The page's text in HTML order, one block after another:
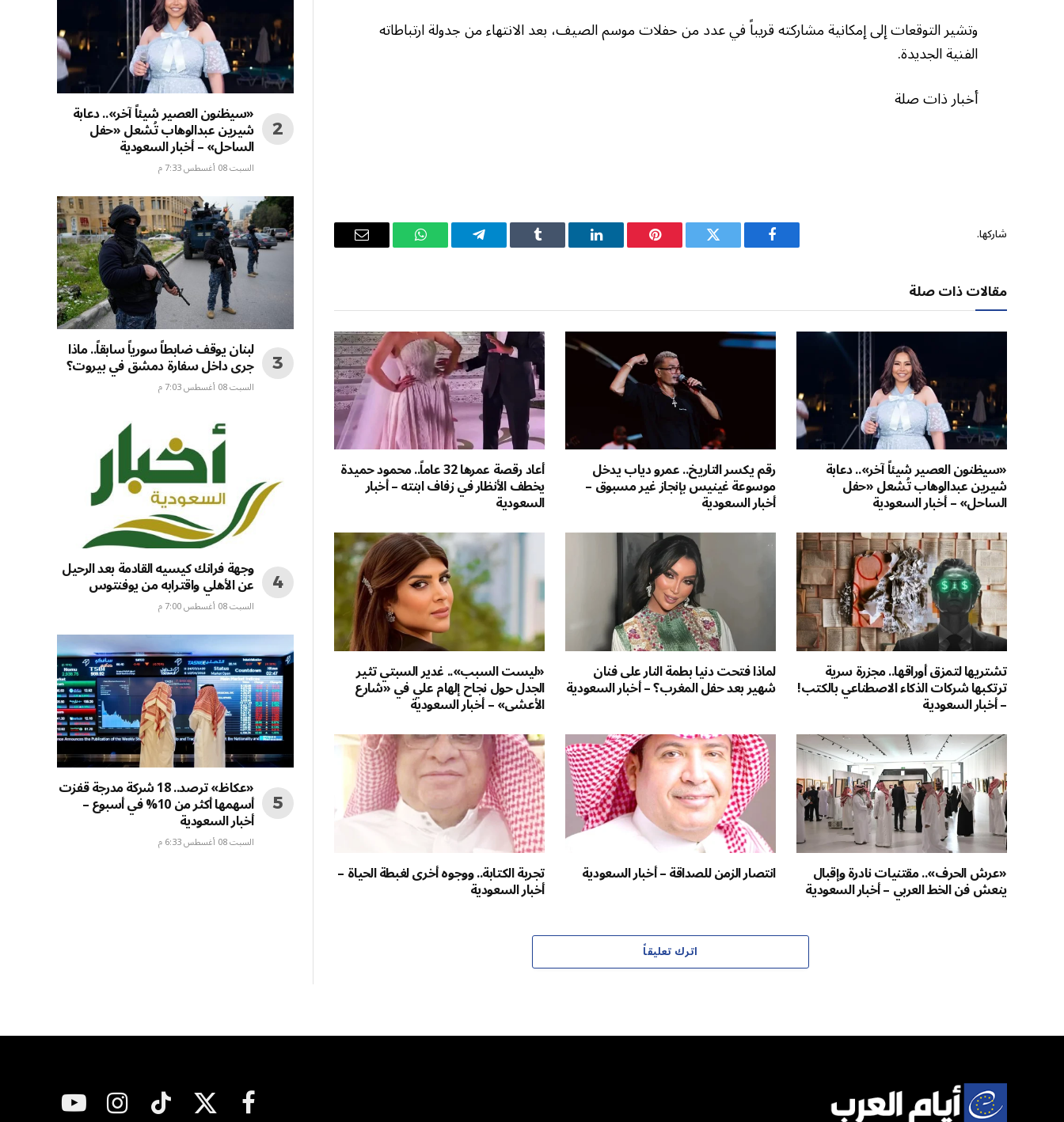
وتشير التوقعات إلى إمكانية مشاركته قريباً في عدد من حفلات موسم الصيف، بعد الانتهاء من جدولة ارتباطاته
الفنية الجديدة.
أخبار ذات صلة
شاركها.
فيسبوك تويتر بينتيريستلينكدإن Tumblr تيلقرام واتساب
البريد
مقالات ذات صلة
«سيظنون العصير شيئاً آخر».. دعابة
شيرين عبدالوهاب تُشعل «حفل
الساحل» – أخبار السعودية
رقم يكسر التاريخ.. عمرو دياب يدخل
موسوعة غينيس بإنجاز غير مسبوق –
أخبار السعودية
أعاد رقصة عمرها 32 عاماً.. محمود حميدة
يخطف الأنظار في زفاف ابنته – أخبار
السعودية
تشتريها لتمزق أوراقها.. مجزرة سرية
ترتكبها شركات الذكاء الاصطناعي بالكتب!
– أخبار السعودية
لماذا فتحت دنيا بطمة النار على فنان
شهير بعد حفل المغرب؟ – أخبار السعودية
«ليست السبب».. غدير السبتي تثير
الجدل حول نجاح إلهام علي في «شارع
الأعشى» – أخبار السعودية
«عرش الحرف».. مقتنيات نادرة وإقبال
ينعش فن الخط العربي – أخبار السعودية
انتصار الزمن للصداقة – أخبار السعودية تجربة الكتابة.. ووجوه أخرى لغبطة الحياة –
أخبار السعودية
اترك تعليقاً
«سيظنون العصير شيئاً آخر».. دعابة
شيرين عبدالوهاب تُشعل «حفل
الساحل» – أخبار السعودية
السبت 08 أغسطس 7:33 م
لبنان يوقف ضابطاً سورياً سابقاً.. ماذا
جرى داخل سفارة دمشق في بيروت؟
السبت 08 أغسطس 7:03 م
وجهة فرانك كيسيه القادمة بعد الرحيل
عن الأهلي واقترابه من يوفنتوس
السبت 08 أغسطس 7:00 م
«عكاظ» ترصد.. 18 شركة مدرجة قفزت
أسهمها أكثر من 10% في أسبوع –
أخبار السعودية
السبت 08 أغسطس 6:33 م
فيسبوك X تيكتوك الانستغراميوتيوب